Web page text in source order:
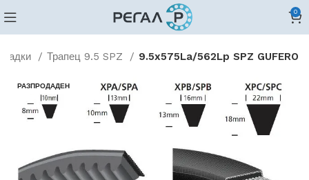
0
Трапец 9.5 SPZ 9.5x575La/562Lp SPZ GUFERO
РАЗПРОДАДЕН